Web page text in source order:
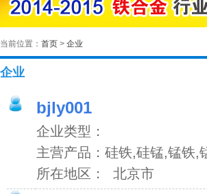
当前位置： 首页 > 企业
企业
bjly001
企业类型：
主营产品：硅铁,硅锰,锰铁,
所在地区： 北京市